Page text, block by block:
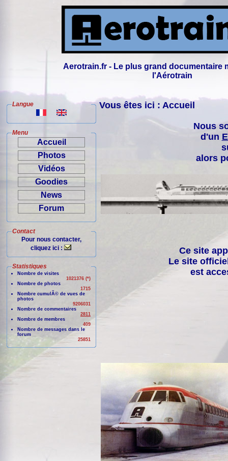
Aerotrain.fr - Le plus grand documentaire
l'Aérotrain
Langue
Menu
Accueil
Photos
Vidéos
Goodies
News
Forum
Contact
Pour nous contacter,
cliquez ici :
Statistiques
Nombre de visites
1021376 (*)
Nombre de photos
1715
Nombre cumulÃ© de vues de
photos
9206031
Nombre de commentaires
2811
Nombre de membres
409
Nombre de messages dans le
forum
25851
Vous êtes ici : Accueil
Nous
d'un
alors
Ce site
Le site
est